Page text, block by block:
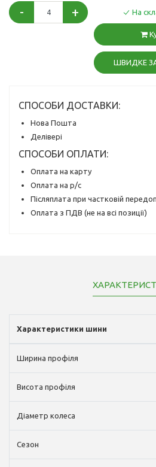
- + На
ШВИДКЕ
СПОСОБИ ДОСТАВКИ:
Нова Пошта
Делівері
СПОСОБИ ОПЛАТИ:
Оплата на карту
Оплата на р/с
Післяплата при частковій
Оплата з ПДВ (не на всі позиції)
Характеристики шини
Ширина профіля
Висота профіля
Діаметр колеса
Сезон